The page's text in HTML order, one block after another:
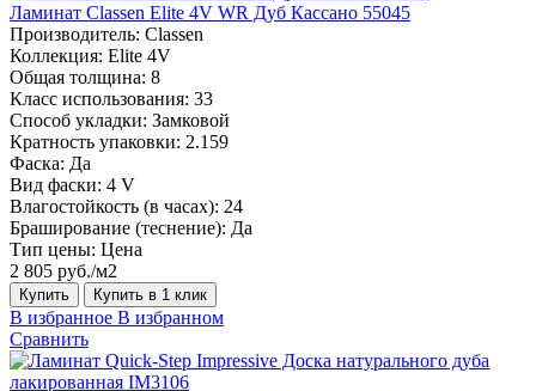
Ламинат Classen Elite 4V WR Дуб Кассано 55045
Производитель: Classen
Коллекция: Elite 4V
Общая толщина: 8
Класс использования: 33
Способ укладки: Замковой
Кратность упаковки: 2.159
Фаска: Да
Вид фаски: 4 V
Влагостойкость (в часах): 24
Браширование (теснение): Да
Тип цены: Цена
2 805 руб./м2
Купить Купить в 1 клик
В избранное В избранном
Сравнить